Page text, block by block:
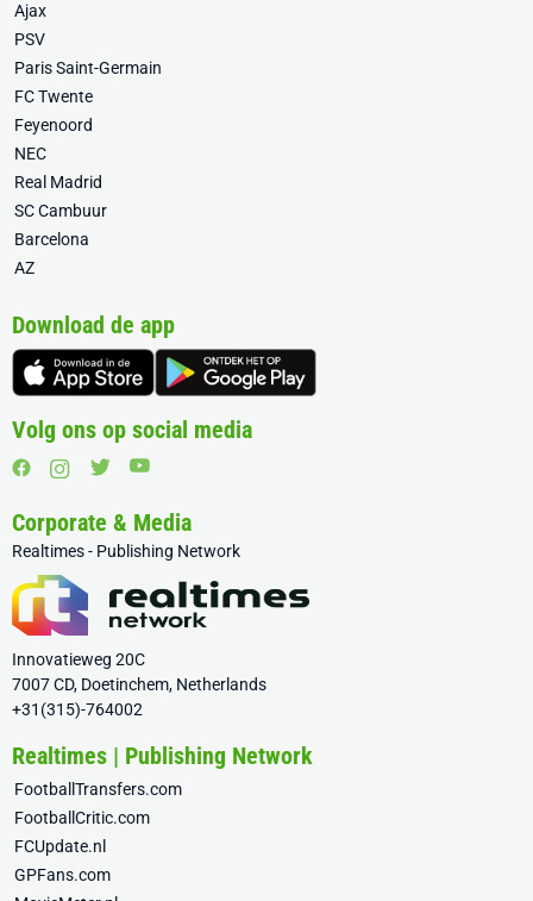
Ajax
PSV
Paris Saint-Germain
FC Twente
Feyenoord
NEC
Real Madrid
SC Cambuur
Barcelona
AZ
Download de app
Volg ons op social media
Corporate & Media
Realtimes - Publishing Network
Innovatieweg 20C
7007 CD, Doetinchem, Netherlands
+31(315)-764002
Realtimes | Publishing Network
FootballTransfers.com
FootballCritic.com
FCUpdate.nl
GPFans.com